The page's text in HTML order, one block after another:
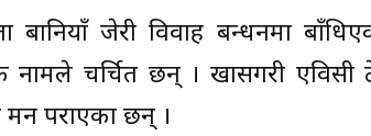
बानियाँ जेरी विवाह बन्धनमा
चर्चित छन् । खासगरी एविसी
मन पराएका छन् ।